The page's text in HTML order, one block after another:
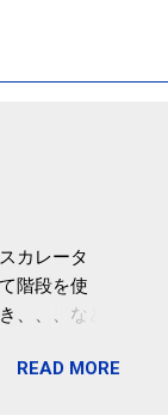
カレータ
階段を使
、、、など
・シューズで
い。 食べ
READ MORE